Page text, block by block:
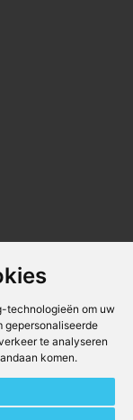
technologieën om uw
gepersonaliseerde
te analyseren
komen.